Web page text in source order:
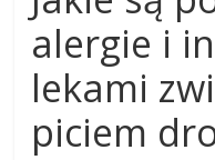
alergie i
lekami
piciem